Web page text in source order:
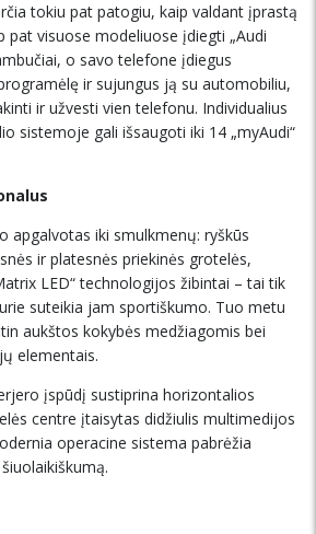
tokiu pat patogiu, kaip valdant įprastą
visuose modeliuose įdiegti „Audi
o savo telefone įdiegus
ir sujungus ją su automobiliu,
ir užvesti vien telefonu. Individualius
sistemoje gali išsaugoti iki 14 „myAudi“
apgalvotas iki smulkmenų: ryškūs
ir platesnės priekinės grotelės,
LED“ technologijos žibintai – tai tik
suteikia jam sportiškumo. Tuo metu
aukštos kokybės medžiagomis bei
elementais.
įspūdį sustiprina horizontalios
centre įtaisytas didžiulis multimedijos
operacine sistema pabrėžia